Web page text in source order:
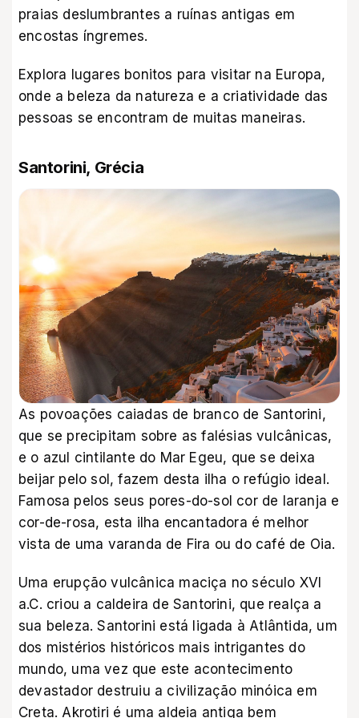
praias deslumbrantes a ruínas antigas em
encostas íngremes.
Explora lugares bonitos para visitar na Europa,
onde a beleza da natureza e a criatividade das
pessoas se encontram de muitas maneiras.
Santorini, Grécia
As povoações caiadas de branco de Santorini,
que se precipitam sobre as falésias vulcânicas,
e o azul cintilante do Mar Egeu, que se deixa
beijar pelo sol, fazem desta ilha o refúgio ideal.
Famosa pelos seus pores-do-sol cor de laranja e
cor-de-rosa, esta ilha encantadora é melhor
vista de uma varanda de Fira ou do café de Oia.
Uma erupção vulcânica maciça no século XVI
a.C. criou a caldeira de Santorini, que realça a
sua beleza. Santorini está ligada à Atlântida, um
dos mistérios históricos mais intrigantes do
mundo, uma vez que este acontecimento
devastador destruiu a civilização minóica em
Creta. Akrotiri é uma aldeia antiga bem